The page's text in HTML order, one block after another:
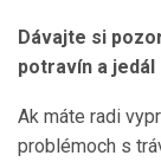
Dávajte si
potravín a jedál
Ak máte radi
problémoch s